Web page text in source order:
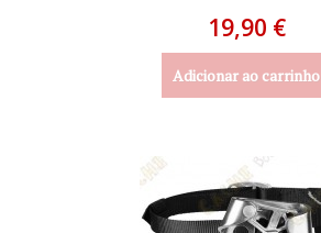
19,90 €
Adicionar ao carrinho